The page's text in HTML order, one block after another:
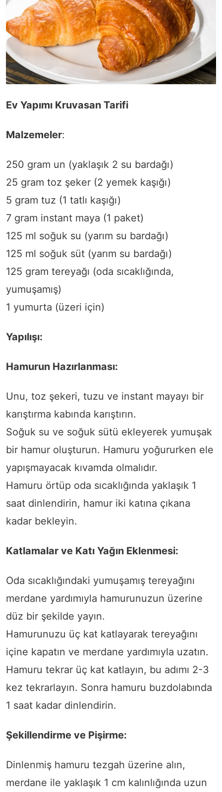
Ev Yapımı Kruvasan Tarifi
Malzemeler:
250 gram un (yaklaşık 2 su bardağı)
25 gram toz şeker (2 yemek kaşığı)
5 gram tuz (1 tatlı kaşığı)
7 gram instant maya (1 paket)
125 ml soğuk su (yarım su bardağı)
125 ml soğuk süt (yarım su bardağı)
125 gram tereyağı (oda sıcaklığında,
yumuşamış)
1 yumurta (üzeri için)
Yapılışı:
Hamurun Hazırlanması:
Unu, toz şekeri, tuzu ve instant mayayı bir
karıştırma kabında karıştırın.
Soğuk su ve soğuk sütü ekleyerek yumuşak
bir hamur oluşturun. Hamuru yoğururken ele
yapışmayacak kıvamda olmalıdır.
Hamuru örtüp oda sıcaklığında yaklaşık 1
saat dinlendirin, hamur iki katına çıkana
kadar bekleyin.
Katlamalar ve Katı Yağın Eklenmesi:
Oda sıcaklığındaki yumuşamış tereyağını
merdane yardımıyla hamurunuzun üzerine
düz bir şekilde yayın.
Hamurunuzu üç kat katlayarak tereyağını
içine kapatın ve merdane yardımıyla uzatın.
Hamuru tekrar üç kat katlayın, bu adımı 2-3
kez tekrarlayın. Sonra hamuru buzdolabında
1 saat kadar dinlendirin.
Şekillendirme ve Pişirme:
Dinlenmiş hamuru tezgah üzerine alın,
merdane ile yaklaşık 1 cm kalınlığında uzun